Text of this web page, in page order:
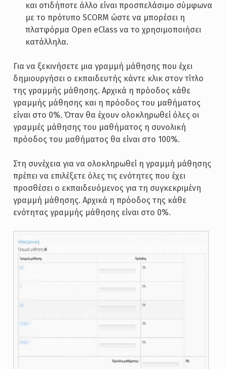
και οτιδήποτε άλλο είναι προσπελάσιμο σύμφωνα
με το πρότυπο SCORM ώστε να μπορέσει η
πλατφόρμα Open eClass να το χρησιμοποιήσει
κατάλληλα.
Για να ξεκινήσετε μια γραμμή μάθησης που έχει
δημιουργήσει ο εκπαιδευτής κάντε κλικ στον τίτλο
της γραμμής μάθησης. Αρχικά η πρόοδος κάθε
γραμμής μάθησης και η πρόοδος του μαθήματος
είναι στο 0%. Όταν θα έχουν ολοκληρωθεί όλες οι
γραμμές μάθησης του μαθήματος η συνολική
πρόοδος του μαθήματος θα είναι στο 100%.
Στη συνέχεια για να ολοκληρωθεί η γραμμή μάθησης
πρέπει να επιλέξετε όλες τις ενότητες που έχει
προσθέσει ο εκπαιδευόμενος για τη συγκεκριμένη
γραμμή μάθησης. Αρχικά η πρόοδος της κάθε
ενότητας γραμμής μάθησης είναι στο 0%.